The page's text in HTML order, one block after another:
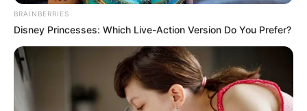
Saúde de todo o Brasil. Isto é inquestionável!
Veja mais abaixo o que ainda falta conquistar
Algumas das grandes conquistas obtidas sob a liderança da
Confederação:
BRAINBERRIES
Disney Princesses: Which Live-Action Version Do You Prefer?